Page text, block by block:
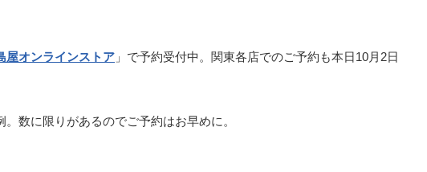
屋オンラインストア 」で予約受付中。関東各店でのご予約も本日10月2日
数に限りがあるのでご予約はお早めに。